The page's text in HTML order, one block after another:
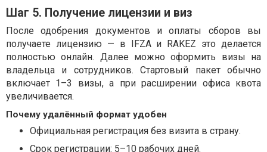
Шаг 5. Получение лицензии и виз
После одобрения документов и оплаты сборов вы
получаете лицензию — в IFZA и RAKEZ это делается
полностью онлайн. Далее можно оформить визы на
владельца и сотрудников. Стартовый пакет обычно
включает 1–3 визы, а при расширении офиса квота
увеличивается.
Почему удалённый формат удобен
Официальная регистрация без визита в страну.
Срок регистрации: 5–10 рабочих дней.